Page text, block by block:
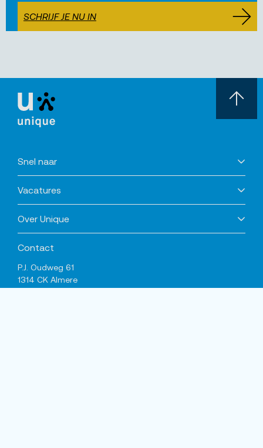
SCHRIJF JE NU IN
Snel naar
Vacatures
Over Unique
Contact
P.J. Oudweg 61
1314 CK Almere